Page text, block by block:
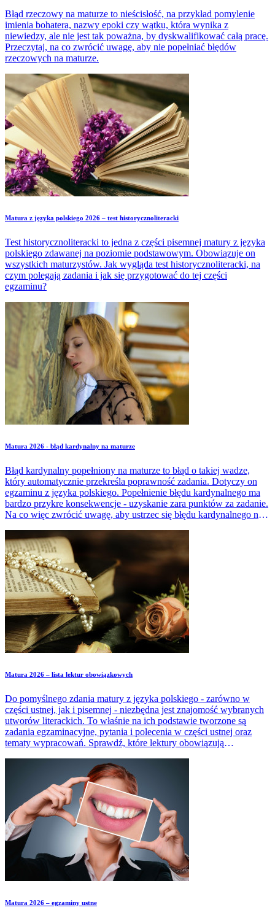
Błąd rzeczowy na maturze to nieścisłość, na przykład pomylenie
imienia bohatera, nazwy epoki czy wątku, która wynika z
niewiedzy, ale nie jest tak poważna, by dyskwalifikować całą pracę.
Przeczytaj, na co zwrócić uwagę, aby nie popełniać błędów
rzeczowych na maturze.
Matura z języka polskiego 2026 – test historycznoliteracki
Test historycznoliteracki to jedna z części pisemnej matury z języka
polskiego zdawanej na poziomie podstawowym. Obowiązuje on
wszystkich maturzystów. Jak wygląda test historycznoliteracki, na
czym polegają zadania i jak się przygotować do tej części
egzaminu?
Matura 2026 - błąd kardynalny na maturze
Błąd kardynalny popełniony na maturze to błąd o takiej wadze,
który automatycznie przekreśla poprawność zadania. Dotyczy on
egzaminu z języka polskiego. Popełnienie błędu kardynalnego ma
bardzo przykre konsekwencje - uzyskanie zara punktów za zadanie.
Na co więc zwrócić uwagę, aby ustrzec się błędu kardynalnego na
niezdaniem matury?
Matura 2026 – lista lektur obowiązkowych
Do pomyślnego zdania matury z języka polskiego - zarówno w
części ustnej, jak i pisemnej - niezbędna jest znajomość wybranych
utworów literackich. To właśnie na ich podstawie tworzone są
zadania egzaminacyjne, pytania i polecenia w części ustnej oraz
tematy wypracowań. Sprawdź, które lektury obowiązują
pisemnego na poziomie podstawowym, czy rozszerzonym.
Matura 2026 – egzaminy ustne